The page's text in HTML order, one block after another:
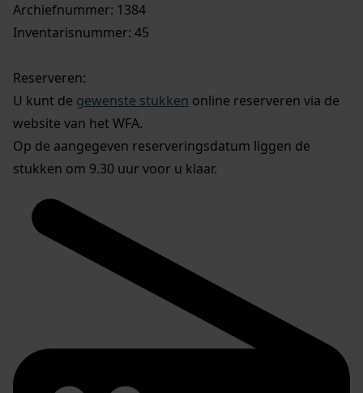
Archiefnummer: 1384
Inventarisnummer: 45
Reserveren:
U kunt de gewenste stukken online reserveren via de
website van het WFA.
Op de aangegeven reserveringsdatum liggen de
stukken om 9.30 uur voor u klaar.